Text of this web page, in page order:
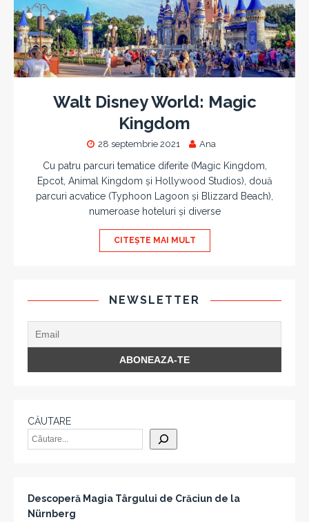
Walt Disney World: Magic
Kingdom
28 septembrie 2021 Ana
Cu patru parcuri tematice diferite (Magic Kingdom,
Epcot, Animal Kingdom și Hollywood Studios), două
parcuri acvatice (Typhoon Lagoon și Blizzard Beach),
numeroase hoteluri și diverse
CITEȘTE MAI MULT
NEWSLETTER
CĂUTARE
Descoperă Magia Târgului de Crăciun de la
Nürnberg